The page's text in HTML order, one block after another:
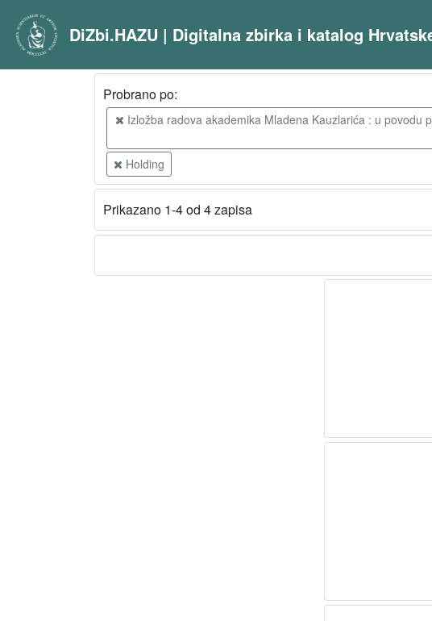
DiZbi.HAZU | Digitalna zbirka i katalog
Probrano po:
Izložba radova akademika Mladena Kauzlarića : u
Holding
Prikazano 1-4 od 4 zapisa